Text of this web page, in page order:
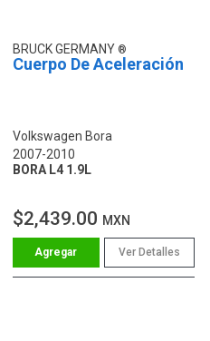
BRUCK GERMANY
Cuerpo De Aceleración
Volkswagen Bora
2007-2010
BORA L4 1.9L
$2,439.00 MXN
Ver Detalles